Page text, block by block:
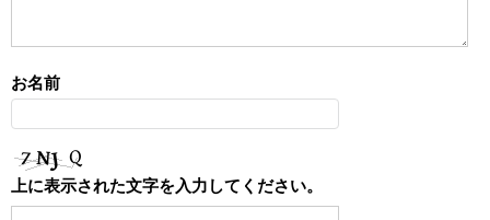
お名前
上に表示された文字を入力してください。